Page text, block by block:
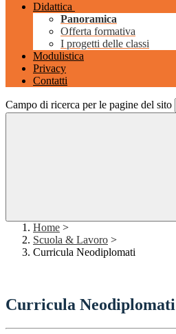
Didattica
Panoramica
Offerta formativa
I progetti delle classi
Modulistica
Privacy
Contatti
Campo di ricerca per le pagine del sito
Home >
Scuola & Lavoro >
Curricula Neodiplomati
Curricula Neodiplomati